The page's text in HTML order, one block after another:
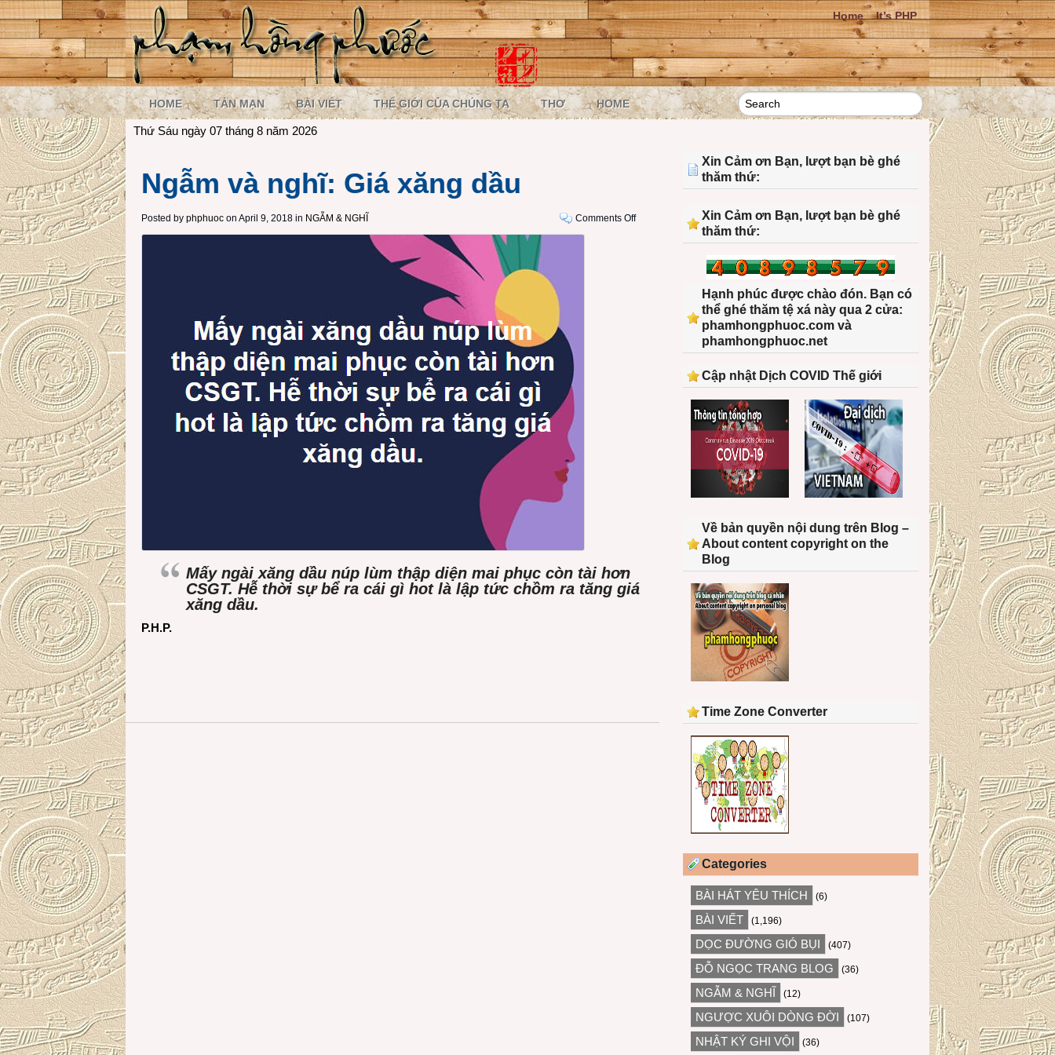
Home It’s PHP
HOME TẢN MẠN BÀI VIẾT THẾ GIỚI CỦA CHÚNG TA THƠ HOME
Thứ Sáu ngày 07 tháng 8 năm 2026
Ngẫm và nghĩ: Giá xăng dầu
Posted by phphuoc on April 9, 2018 in NGẪM & NGHĨ Comments Offon
Mấy ngài xăng dầu núp lùm thập diện mai phục còn tài hơn
CSGT. Hễ thời sự bể ra cái gì hot là lập tức chồm ra tăng giá
xăng dầu.
P.H.P.
Xin Cảm ơn Bạn, lượt bạn bè ghé
thăm thứ:
Xin Cảm ơn Bạn, lượt bạn bè ghé
thăm thứ:
Hạnh phúc được chào đón. Bạn có
thể ghé thăm tệ xá này qua 2 cửa:
phamhongphuoc.com và
phamhongphuoc.net
Cập nhật Dịch COVID Thế giới
Về bản quyền nội dung trên Blog –
About content copyright on the
Blog
Time Zone Converter
Categories
BÀI HÁT YÊU THÍCH (6)
BÀI VIẾT (1,196)
DỌC ĐƯỜNG GIÓ BỤI (407)
ĐỖ NGỌC TRANG BLOG (36)
NGẪM & NGHĨ (12)
NGƯỢC XUÔI DÒNG ĐỜI (107)
NHẬT KÝ GHI VỘI (36)